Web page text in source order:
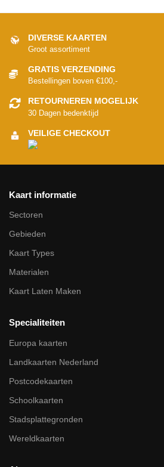
DIVERSE KAARTEN
Groot assortiment
GRATIS VERZENDING
Bestellingen boven €100,-
RETOURNEREN MOGELIJK
30 Dagen bedenktijd
VEILIGE CHECKOUT
Kaart informatie
Sectoren
Gebieden
Kaart Types
Materialen
Kaart Laten Maken
Specialiteiten
Europa kaarten
Landkaarten Nederland
Postcodekaarten
Schoolkaarten
Stadsplattegronden
Wereldkaarten